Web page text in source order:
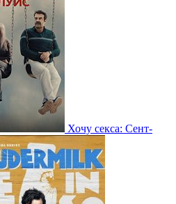
Хочу секса: Сент-